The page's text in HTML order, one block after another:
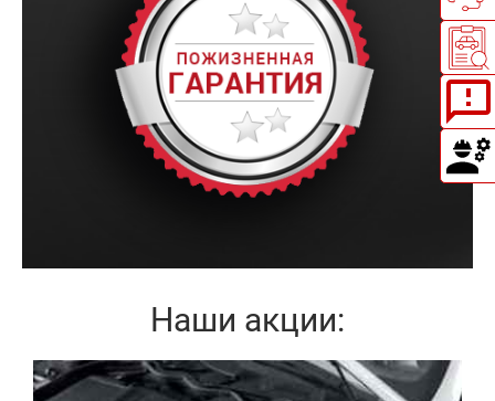
Наши акции:
Записаться